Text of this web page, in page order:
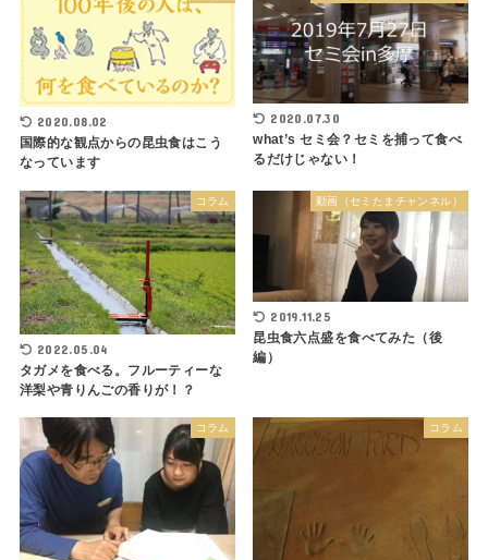
2020.08.02
国際的な観点からの昆虫食はこう
なっています
2020.07.30
what’s セミ会？セミを捕って食べ
るだけじゃない！
コラム
2022.05.04
タガメを食べる。フルーティーな
洋梨や青りんごの香りが！？
動画（セミたまチャンネル）
2019.11.25
昆虫食六点盛を食べてみた（後
編）
コラム コラム